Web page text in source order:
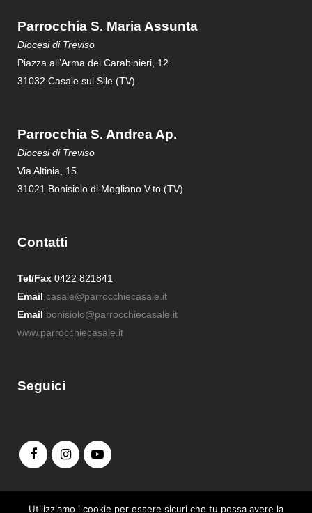
Parrocchia S. Maria Assunta
Diocesi di Treviso
Piazza all’Arma dei Carabinieri, 12
31032 Casale sul Sile (TV)
Parrocchia S. Andrea Ap.
Diocesi di Treviso
Via Altinia, 15
31021 Bonisiolo di Mogliano V.to (TV)
Contatti
Tel/Fax 0422 821841
Email casale@parrocchiecasale.it
Email bonisiolo@parrocchiecasale.it
www.parrocchiecasale.it
Seguici
Utilizziamo i cookie per essere sicuri che tu possa avere la